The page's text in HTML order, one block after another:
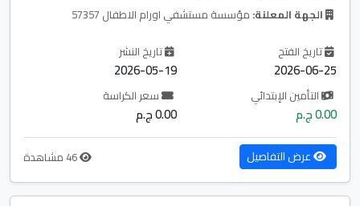
الجهة المعلنة: مؤسسة مستشفي اورام الاطفال 57357
تاريخ الفتح
2026-06-25
تاريخ النشر
2026-05-19
التأمين الإبتدائي
0.00 ج.م
سعر الكراسة
0.00 ج.م
عرض التفاصيل